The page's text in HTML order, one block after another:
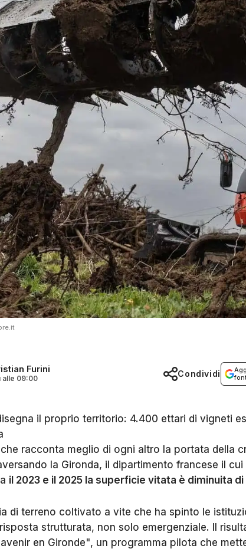
Furini
alle 09:00 Condividi
il proprio territorio: 4.400 ettari di vigneti
racconta meglio di ogni altro la portata della
la Gironda, il dipartimento francese il
il 2023 e il 2025 la superficie vitata è diminuita
di terreno coltivato a vite che ha spinto le
strutturata, non solo emergenziale. Il
en Gironde", un programma pilota che